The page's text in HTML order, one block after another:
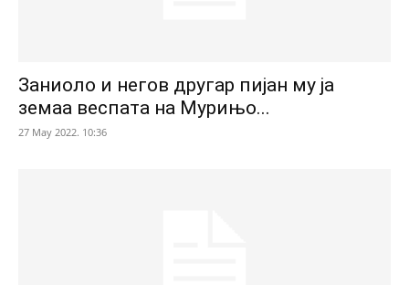
Заниоло и негов другар пијан му ја
земаа веспата на Мурињо...
27 May 2022. 10:36